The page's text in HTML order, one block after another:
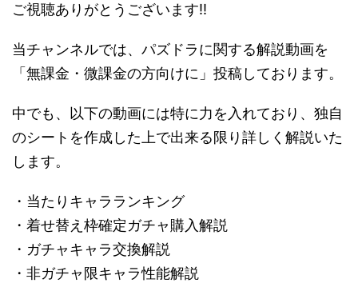
ご視聴ありがとうございます!!
当チャンネルでは、パズドラに関する解説動画を
「無課金・微課金の方向けに」投稿しております。
中でも、以下の動画には特に力を入れており、独自
のシートを作成した上で出来る限り詳しく解説いた
します。
・当たりキャラランキング
・着せ替え枠確定ガチャ購入解説
・ガチャキャラ交換解説
・非ガチャ限キャラ性能解説